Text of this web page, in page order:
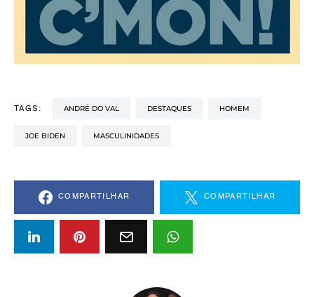
TAGS: ANDRÉ DO VAL DESTAQUES HOMEM
JOE BIDEN MASCULINIDADES
COMPARTILHAR COMPARTILHAR